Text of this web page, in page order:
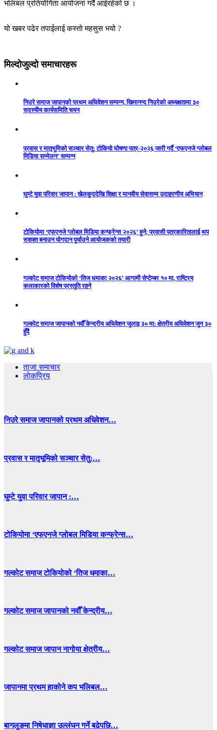
भलिबल प्रतियोगिता आयोजना गर्दै आईरहेको छ ।
यो खबर पढेर तपाईलाई कस्तो महसुस भयो ?
मिल्दोजुल्दो समाचारहरू
निउरे समाज जापानको प्रथम अधिवेशन सम्पन्न, खिमानन्द निउरेको अध्यक्षतामा ३०
सदस्यीय कार्यसमिति चयन
प्रवास र मातृभूमिको सञ्चार सेतु: टोकियो घोषणा पत्र-२०२६ जारी गर्दै ‘एफएनजे ग्लोबल
मिडिया सम्मेलन’ सम्पन्न
घुम्टे युवा परिवार जापान : खेलकुददेखि शिक्षा र मानवीय सेवासम्म उदाहरणीय अभियान
टोकियोमा ‘एफएनजे ग्लोबल मिडिया कन्फ्रेन्स २०२६’ हुने; प्रवासी पत्रकारितालाई थप
सशक्त बनाउन योगदान पुर्याउने आयोजकको तयारी
गल्कोट समाज टोकियोको ‘तिज धमाका २०२६’ आगामी सेप्टेम्बर १० मा, राष्ट्रिय
कलाकारको विशेष प्रस्तुति रहने
गल्कोट समाज जापानको नवौँ केन्द्रीय अधिवेशन जुलाइ ३० मा: क्षेत्रीय अधिवेशन जुन ३०
हुँदै
ताजा समाचार
लोकप्रिय
निउरे समाज जापानको प्रथम अधिवेशन…
प्रवास र मातृभूमिको सञ्चार सेतु:…
घुम्टे युवा परिवार जापान :…
टोकियोमा ‘एफएनजे ग्लोबल मिडिया कन्फ्रेन्स…
गल्कोट समाज टोकियोको ‘तिज धमाका…
गल्कोट समाज जापानको नवौँ केन्द्रीय…
गल्कोट समाज जापान नागोया क्षेत्रीय…
जापानमा प्रथम हाकोने कप भलिबल…
बागलुङमा निषेधाज्ञा उल्लंघन गर्ने बढेपछि…